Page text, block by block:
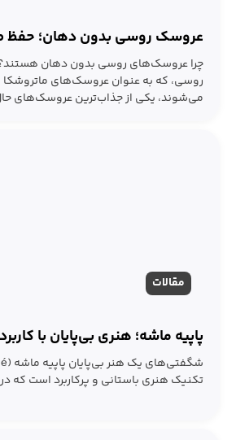
عروسک‌ روسی بدون دهان؛ حفظ
چرا عروسک‌های روسی بدون دهان
روسی، که به عنوان عروسک‌های ماتروشکا
می‌شوند، یکی از جذاب‌ترین عروسک‌های
مقالات
پاپیه ماشه؛ هنری بی‌پایان با
تکنیک هنری باستانی و پرکاربرد است که